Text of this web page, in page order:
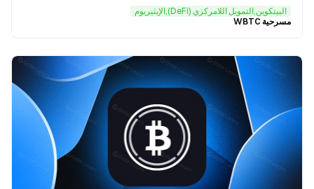
البيتكوين,التمويل اللامركزي (DeFi),الإيثيريوم
مسرحية WBTC